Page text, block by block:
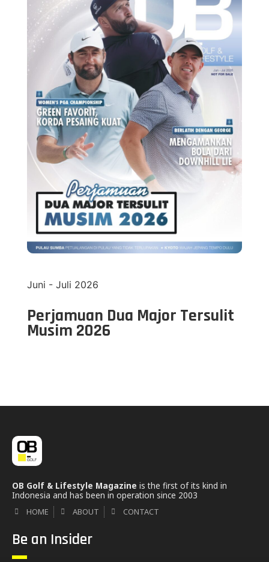
Juni - Juli 2026
Perjamuan Dua Major Tersulit
Musim 2026
OB Golf & Lifestyle Magazine is the first of its kind in
Indonesia and has been in operation since 2003
HOME ABOUT CONTACT
Be an Insider